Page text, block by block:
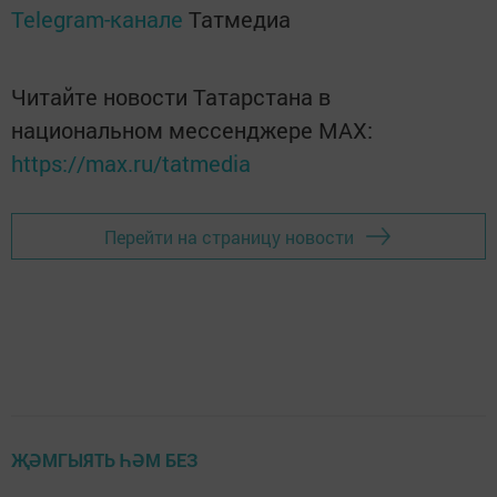
Telegram-канале Татмедиа
Читайте новости Татарстана в
национальном мессенджере MАХ:
https://max.ru/tatmedia
Перейти на страницу новости
ҖӘМГЫЯТЬ ҺӘМ БЕЗ